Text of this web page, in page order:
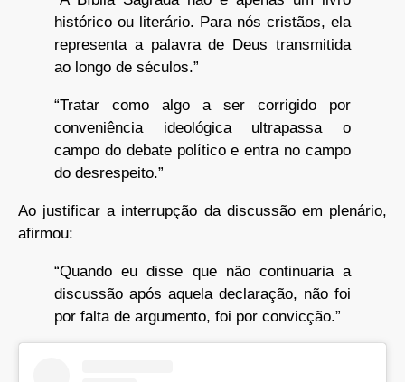
histórico ou literário. Para nós cristãos, ela
representa a palavra de Deus transmitida
ao longo de séculos.”
“Tratar como algo a ser corrigido por
conveniência ideológica ultrapassa o
campo do debate político e entra no campo
do desrespeito.”
Ao justificar a interrupção da discussão em plenário,
afirmou:
“Quando eu disse que não continuaria a
discussão após aquela declaração, não foi
por falta de argumento, foi por convicção.”